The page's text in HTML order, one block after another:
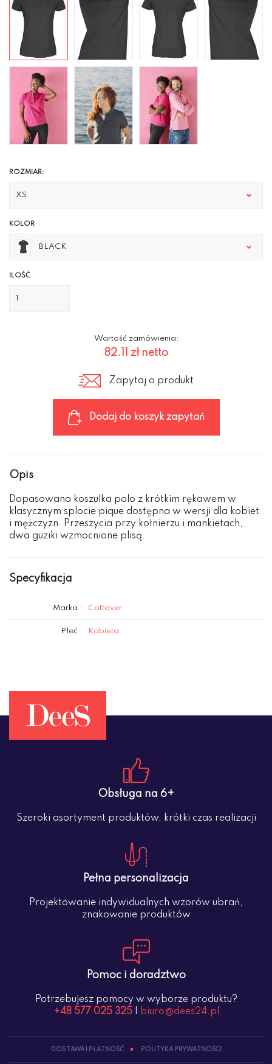
ROZMIAR:
XS
KOLOR
BLACK
ILOŚĆ
Wartość zamówienia:
82.11 złnetto
Zapytaj o produkt
Dodaj do koszyk zapytań
Opis
Dopasowana koszulka polo z krótkim rękawem w
klasycznym splocie pique dostępna w wersji dla kobiet
i mężczyzn. Przeszycia przy kołnierzu i mankietach,
dwa guziki wzmocnione plisą.
Specyfikacja
Marka : Cottover
Płeć : Kobieta
Obsługa na 6+
Szeroki asortyment produktów, krótki czas realizacji
Pełna personalizacja
Projektowanie indywidualnych wzorów ubrań,
znakowanie produktów
Pomoc i doradztwo
Potrzebujesz pomocy w wyborze produktu?
+48 577 025 325| biuro@dees24.pl
DOSTAWA I PŁATNOŚĆ POLITYKA PRYWATNOŚCI